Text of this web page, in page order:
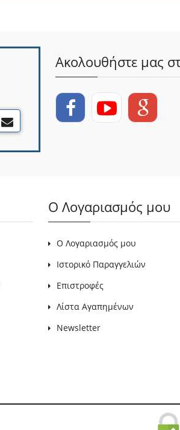
Ακολουθήστε μας
Ο Λογαριασμός μου
Ο Λογαριασμός μου
Ιστορικό Παραγγελιών
Επιστροφές
Λίστα Αγαπημένων
Newsletter